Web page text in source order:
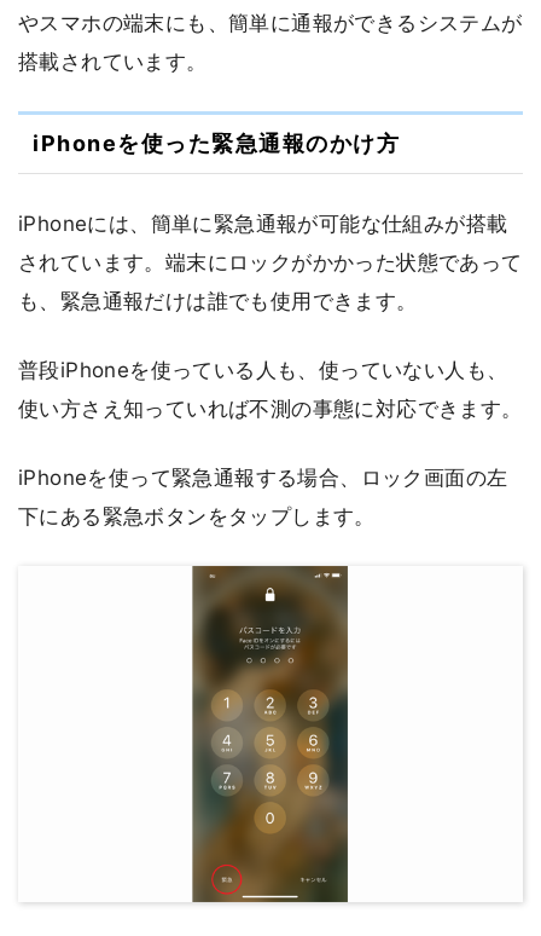
やスマホの端末にも、簡単に通報ができるシステムが
搭載されています。
iPhoneを使った緊急通報のかけ方
iPhoneには、簡単に緊急通報が可能な仕組みが搭載
されています。端末にロックがかかった状態であって
も、緊急通報だけは誰でも使用できます。
普段iPhoneを使っている人も、使っていない人も、
使い方さえ知っていれば不測の事態に対応できます。
iPhoneを使って緊急通報する場合、ロック画面の左
下にある緊急ボタンをタップします。